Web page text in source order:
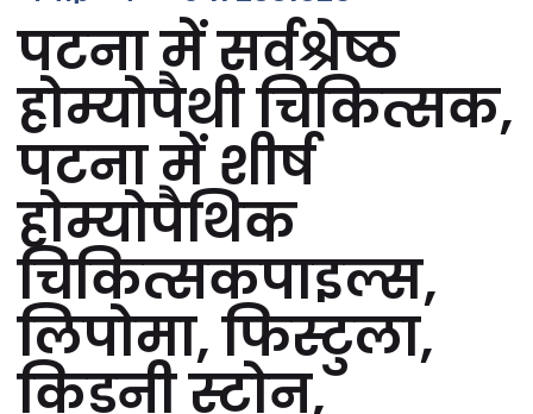
पटना में सर्वश्रेष्ठ
होम्योपैथी चिकित्सक,
पटना में शीर्ष
होम्योपैथिक
चिकित्सकपाइल्स,
लिपोमा, फिस्टुला,
किडनी स्टोन,